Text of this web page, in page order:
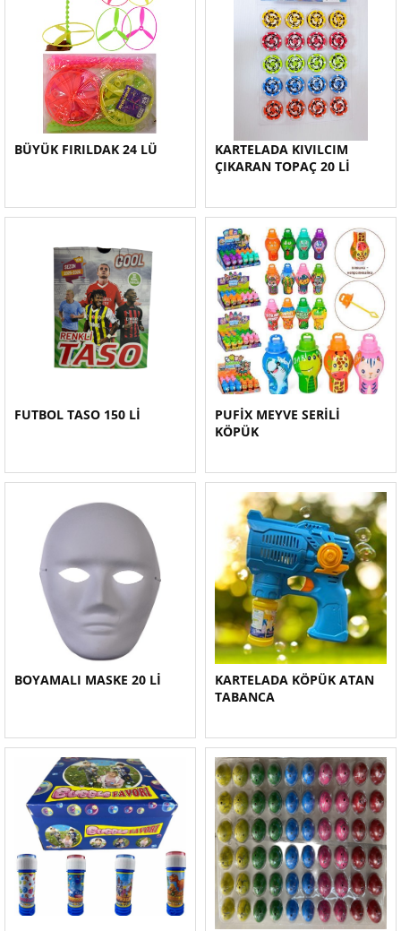
BÜYÜK FIRILDAK 24 LÜ
KARTELADA KIVILCIM
ÇIKARAN TOPAÇ 20 Lİ
FUTBOL TASO 150 Lİ
PUFİX MEYVE SERİLİ
KÖPÜK
BOYAMALI MASKE 20 Lİ
KARTELADA KÖPÜK ATAN
TABANCA